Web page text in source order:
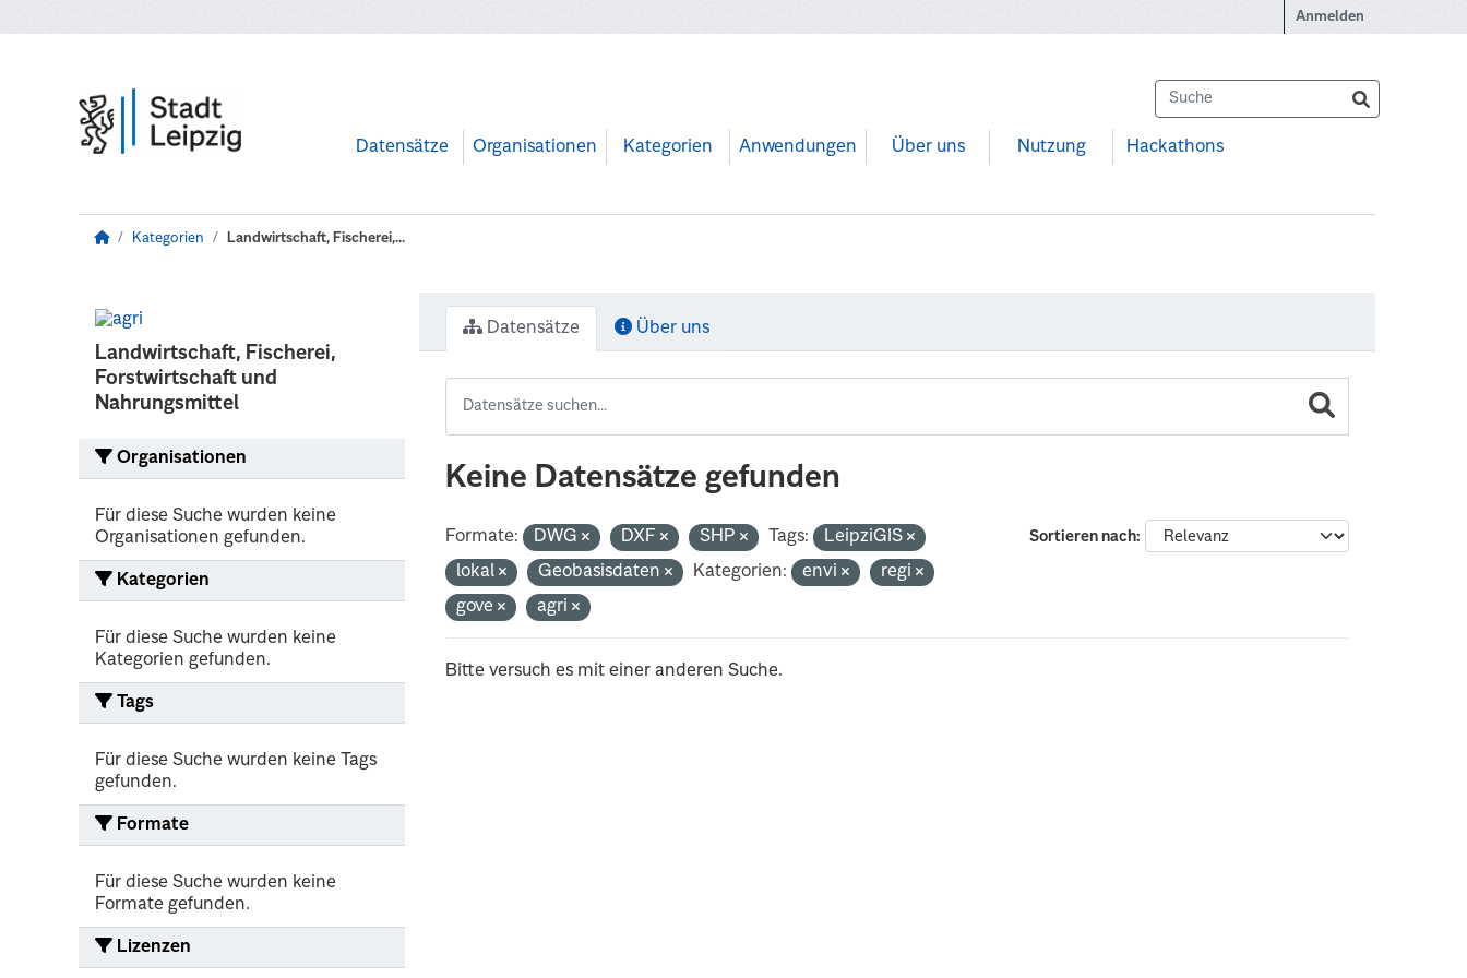
Anmelden
Datensätze Organisationen Kategorien Anwendungen Über uns Nutzung Hackathons
Kategorien Landwirtschaft, Fischerei,...
Landwirtschaft, Fischerei,
Forstwirtschaft und
Nahrungsmittel
Organisationen
Für diese Suche wurden keine
Organisationen gefunden.
Kategorien
Für diese Suche wurden keine
Kategorien gefunden.
Tags
Für diese Suche wurden keine Tags
gefunden.
Formate
Für diese Suche wurden keine
Formate gefunden.
Lizenzen
Datensätze Über uns
Keine Datensätze gefunden
Sortieren nach
Formate: DWG DXF SHP Tags:
LeipziGIS
lokal
Geobasisdaten Kategorien: envi
regi
gove
agri
Bitte versuch es mit einer anderen Suche.